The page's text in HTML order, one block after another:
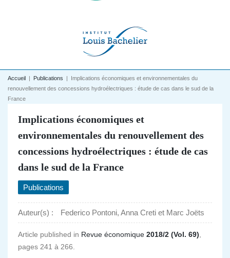
Accueil | Publications | Implications économiques et environnementales du
renouvellement des concessions hydroélectriques : étude de cas dans le sud de la
France
Implications économiques et
environnementales du renouvellement des
concessions hydroélectriques : étude de cas
dans le sud de la France
Publications
Auteur(s) : Federico Pontoni, Anna Creti et Marc Joëts
Article published in Revue économique 2018/2 (Vol. 69)
pages 241 à 266.